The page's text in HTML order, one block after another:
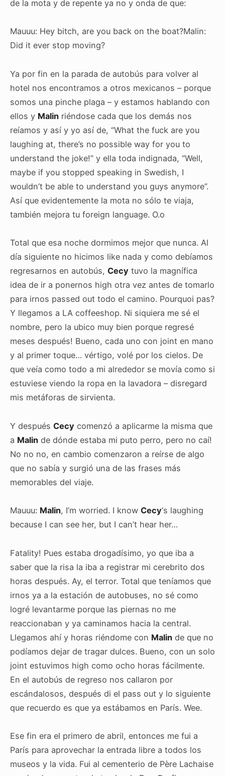
de la mota y de repente ya no y onda de que:
Mauuu: Hey bitch, are you back on the boat?Malin:
Did it ever stop moving?
Ya por fin en la parada de autobús para volver al
hotel nos encontramos a otros mexicanos – porque
somos una pinche plaga – y estamos hablando con
ellos y Malin riéndose cada que los demás nos
reíamos y así y yo así de, “What the fuck are you
laughing at, there’s no possible way for you to
understand the joke!” y ella toda indignada, “Well,
maybe if you stopped speaking in Swedish, I
wouldn’t be able to understand you guys anymore”.
Así que evidentemente la mota no sólo te viaja,
también mejora tu foreign language. O.o
Total que esa noche dormimos mejor que nunca. Al
día siguiente no hicimos like nada y como debíamos
regresarnos en autobús, Cecy tuvo la magnífica
idea de ir a ponernos high otra vez antes de tomarlo
para irnos passed out todo el camino. Pourquoi pas?
Y llegamos a LA coffeeshop. Ni siquiera me sé el
nombre, pero la ubico muy bien porque regresé
meses después! Bueno, cada uno con joint en mano
y al primer toque… vértigo, volé por los cielos. De
que veía como todo a mi alrededor se movía como si
estuviese viendo la ropa en la lavadora – disregard
mis metáforas de sirvienta.
Y después Cecy comenzó a aplicarme la misma que
a Malin de dónde estaba mi puto perro, pero no caí!
No no no, en cambio comenzaron a reírse de algo
que no sabía y surgió una de las frases más
memorables del viaje.
Mauuu: Malin, I’m worried. I know Cecy‘s laughing
because I can see her, but I can’t hear her…
Fatality! Pues estaba drogadísimo, yo que iba a
saber que la risa la iba a registrar mi cerebrito dos
horas después. Ay, el terror. Total que teníamos que
irnos ya a la estación de autobuses, no sé como
logré levantarme porque las piernas no me
reaccionaban y ya caminamos hacia la central.
Llegamos ahí y horas riéndome con Malin de que no
podíamos dejar de tragar dulces. Bueno, con un solo
joint estuvimos high como ocho horas fácilmente.
En el autobús de regreso nos callaron por
escándalosos, después di el pass out y lo siguiente
que recuerdo es que ya estábamos en París. Wee.
Ese fin era el primero de abril, entonces me fui a
París para aprovechar la entrada libre a todos los
museos y la vida. Fui al cementerio de Père Lachaise